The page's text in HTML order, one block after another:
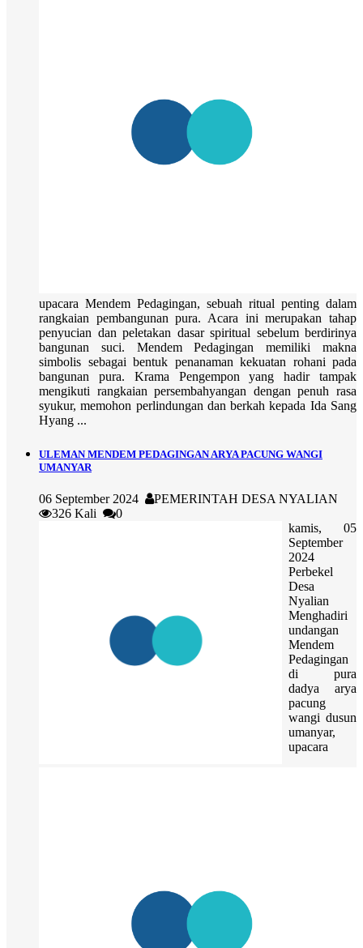
upacara Mendem Pedagingan, sebuah ritual penting dalam
rangkaian pembangunan pura. Acara ini merupakan tahap
penyucian dan peletakan dasar spiritual sebelum berdirinya
bangunan suci. Mendem Pedagingan memiliki makna
simbolis sebagai bentuk penanaman kekuatan rohani pada
bangunan pura. Krama Pengempon yang hadir tampak
mengikuti rangkaian persembahyangan dengan penuh rasa
syukur, memohon perlindungan dan berkah kepada Ida Sang
Hyang ...
ULEMAN MENDEM PEDAGINGAN ARYA PACUNG WANGI
UMANYAR
06 September 2024
PEMERINTAH DESA NYALIAN
326 Kali
0
kamis, 05
September
2024
Perbekel
Desa
Nyalian
Menghadiri
undangan
Mendem
Pedagingan
di pura
dadya arya
pacung
wangi dusun
umanyar,
upacara